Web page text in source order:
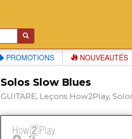
PROMOTIONS NOUVEAUTÉS
Solos Slow Blues
GUITARE, Leçons How2Play,